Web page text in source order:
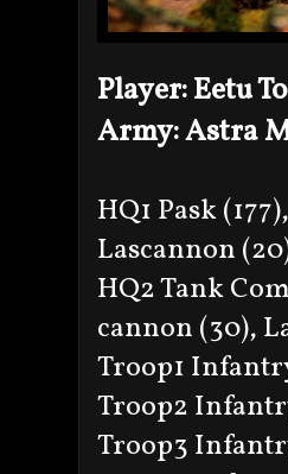
Player: Eetu
Army: Astra
HQ1 Pask
Lascannon
HQ2 Tank
cannon (30),
Troop1
Troop2
Troop3